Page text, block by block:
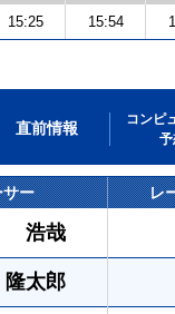
15:25 15:54
直前情報
コンピ
予
サー レ
哉
太郎